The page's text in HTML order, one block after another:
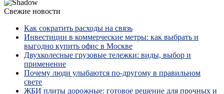
Свежие новости
Как сократить расходы на связь
Инвестиции в коммерческие метры: как выбрать и
выгодно купить офис в Москве
Двухколесные грузовые тележки: виды, выбор и
применение
Почему люди улыбаются по‑другому в правильном
свете
ЖБИ плиты дорожные: готовое решение для прочных и